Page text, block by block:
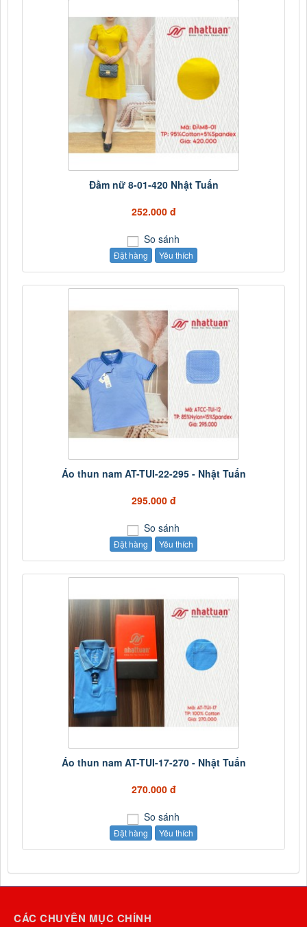
Đầm nữ 8-01-420 Nhật Tuấn
252.000 đ
So sánh
Đặt hàng Yêu thích
Áo thun nam AT-TUI-22-295 - Nhật Tuấn
295.000 đ
So sánh
Đặt hàng Yêu thích
Áo thun nam AT-TUI-17-270 - Nhật Tuấn
270.000 đ
So sánh
Đặt hàng Yêu thích
CÁC CHUYÊN MỤC CHÍNH